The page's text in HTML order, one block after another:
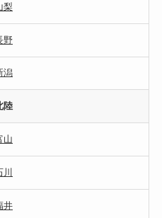
梨
野
潟
陸
山
川
井